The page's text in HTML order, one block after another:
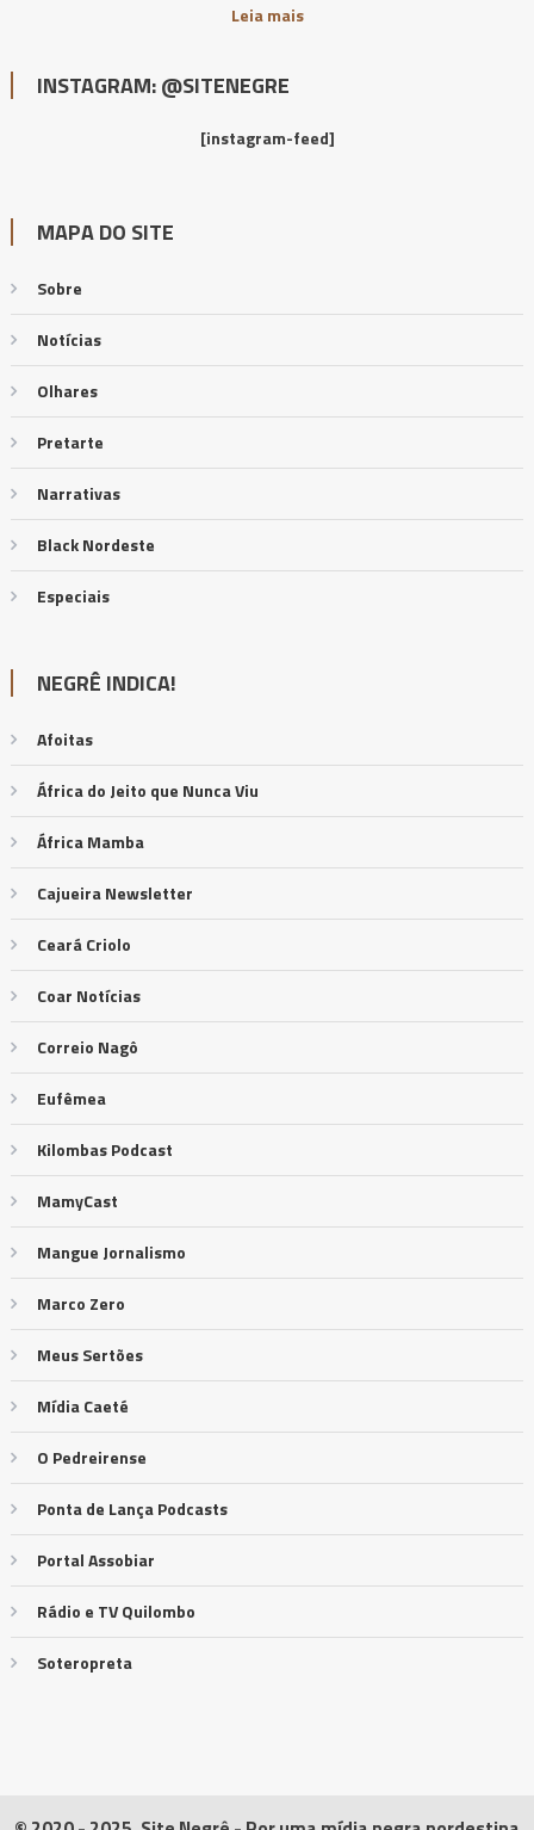
Leia mais
INSTAGRAM: @SITENEGRE
[instagram-feed]
MAPA DO SITE
Sobre
Notícias
Olhares
Pretarte
Narrativas
Black Nordeste
Especiais
NEGRÊ INDICA!
Afoitas
África do Jeito que Nunca Viu
África Mamba
Cajueira Newsletter
Ceará Criolo
Coar Notícias
Correio Nagô
Eufêmea
Kilombas Podcast
MamyCast
Mangue Jornalismo
Marco Zero
Meus Sertões
Mídia Caeté
O Pedreirense
Ponta de Lança Podcasts
Portal Assobiar
Rádio e TV Quilombo
Soteropreta